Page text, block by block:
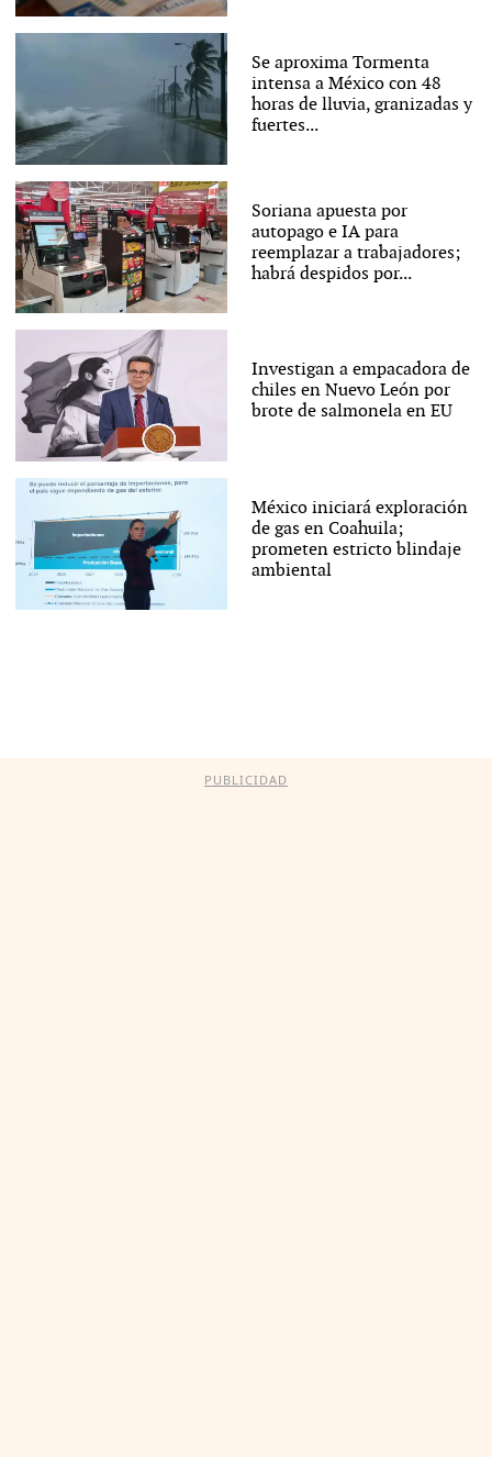
Se aproxima Tormenta
intensa a México con 48
horas de lluvia, granizadas y
fuertes...
Soriana apuesta por
autopago e IA para
reemplazar a trabajadores;
habrá despidos por...
Investigan a empacadora de
chiles en Nuevo León por
brote de salmonela en EU
México iniciará exploración
de gas en Coahuila;
prometen estricto blindaje
ambiental
PUBLICIDAD